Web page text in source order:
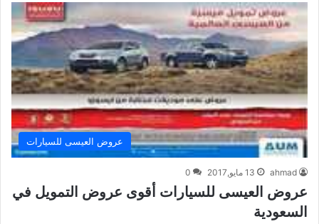
عروض العيسى للسيارات
ahmad 13 مايو,2017 0
عروض العيسى للسيارات أقوى عروض التمويل في
السعودية